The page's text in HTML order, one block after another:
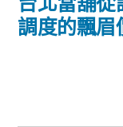
覽調度的飄眉